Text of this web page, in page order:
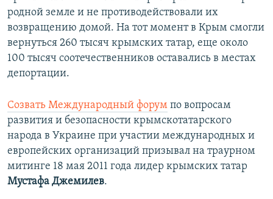
родной земле и не противодействовали их
возвращению домой. На тот момент в Крым смогли
вернуться 260 тысяч крымских татар, еще около
100 тысяч соотечественников оставались в местах
депортации.
Созвать Международный форум по вопросам
развития и безопасности крымскотатарского
народа в Украине при участии международных и
европейских организаций призывал на траурном
митинге 18 мая 2011 года лидер крымских татар
Мустафа Джемилев.